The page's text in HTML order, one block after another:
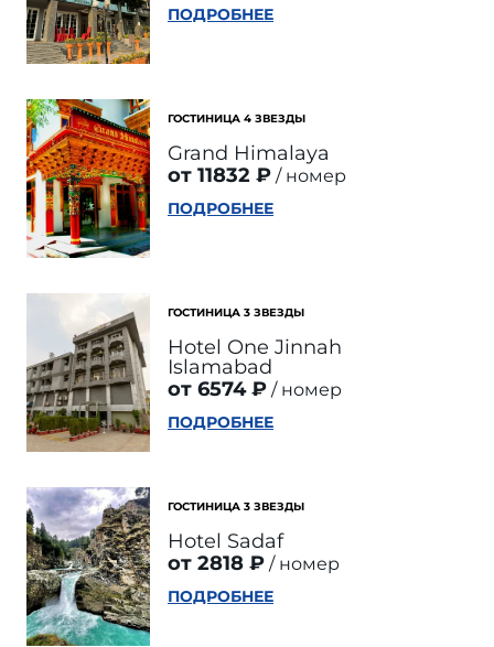
ПОДРОБНЕЕ
ГОСТИНИЦА 4 ЗВЕЗДЫ
Grand Himalaya
от 11832 ₽
номер
ПОДРОБНЕЕ
ГОСТИНИЦА 3 ЗВЕЗДЫ
Hotel One Jinnah
Islamabad
от 6574 ₽
номер
ПОДРОБНЕЕ
ГОСТИНИЦА 3 ЗВЕЗДЫ
Hotel Sadaf
от 2818 ₽
номер
ПОДРОБНЕЕ